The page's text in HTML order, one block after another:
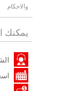
والاحكام
يمكنك